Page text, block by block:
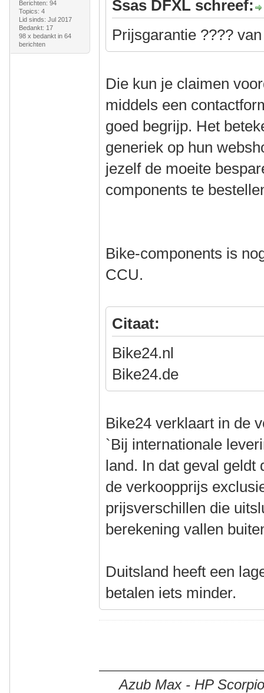
Berichten: 94
Topics: 4
Lid sinds: Jul 2017
Bedankt: 17
98 x bedankt in 64
berichten
Ssas DFXL schreef:
Prijsgarantie ????
Die kun je claimen
middels een
goed begrijp. Het
generiek op hun
jezelf de moeite
components te
Bike-components is
CCU.
Citaat:
Bike24.nl
Bike24.de
Bike24 verklaart in de
`Bij internationale
land. In dat geval geldt
de verkoopprijs
prijsverschillen die
berekening vallen
Duitsland heeft een
betalen iets minder.
Azub Max - HP